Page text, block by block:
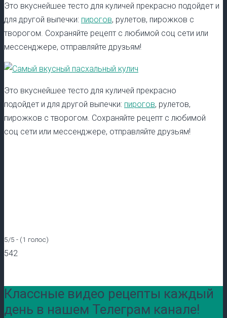
Это вкуснейшее тесто для куличей прекрасно подойдет и
для другой выпечки: пирогов, рулетов, пирожков с
творогом. Сохраняйте рецепт с любимой соц сети или
мессенджере, отправляйте друзьям!
Это вкуснейшее тесто для куличей прекрасно
подойдет и для другой выпечки: пирогов, рулетов,
пирожков с творогом. Сохраняйте рецепт с любимой
соц сети или мессенджере, отправляйте друзьям!
5/5 - (1 голос)
542
Классные видео рецепты каждый
день в нашем Телеграм канале!